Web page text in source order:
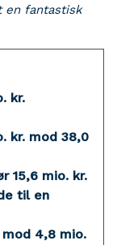
en fantastisk
kr.
kr. mod 38,0
15,6 mio. kr.
til en
4,8 mio.